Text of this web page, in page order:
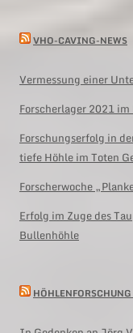
VHO-CAVING-NEWS
Vermessung einer
Forscherlager 2021
Forschungserfolg in
tiefe Höhle im Toten
Forscherwoche
Erfolg im Zuge des
Bullenhöhle